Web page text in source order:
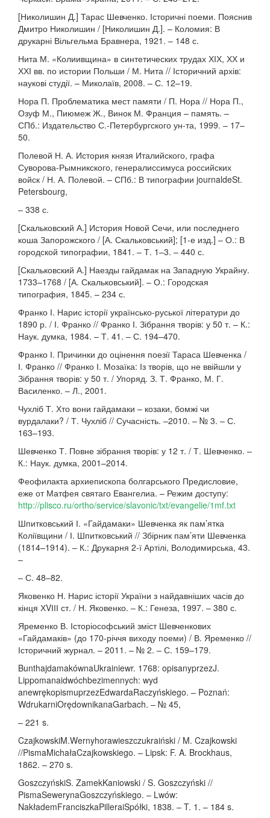
[Николишин Д.] Тарас Шевченко. Історичні поеми. Пояснив
Дмитро Николишин / [Николишин Д.]. – Коломия: В
друкарні Вільгельма Бравнера, 1921. – 148 с.
Нита М. «Колиивщина» в синтетических трудах ХІХ, ХХ и
ХХІ вв. по истории Польши / М. Нита // Історичний архів:
наукові студії. – Миколаїв, 2008. – С. 12–19.
Нора П. Проблематика мест памяти / П. Нора // Нора П.,
Озуф М., Пиюмеж Ж., Винок М. Франция – память. –
СПб.: Издательство С.-Петербургского ун-та, 1999. – 17–
50.
Полевой Н. А. История князя Италийского, графа
Суворова-Рымникского, генералиссимуса российских
войск / Н. А. Полевой. – СПб.: В типографии journaldeSt.
Petersbourg,
– 338 с.
[Скальковский А.] История Новой Сечи, или последнего
коша Запорожского / [А. Скальковський]; [1-е изд.] – О.: В
городской типографии, 1841. – Т. 1–3. – 440 с.
[Скальковский А.] Наезды гайдамак на Западную Украйну.
1733–1768 / [А. Скальковський]. – О.: Городская
типография, 1845. – 234 с.
Франко І. Нарис історії українсько-руської літератури до
1890 р. / І. Франко // Франко І. Зібрання творів: у 50 т. – К.:
Наук. думка, 1984. – Т. 41. – С. 194–470.
Франко І. Причинки до оцінення поезії Тараса Шевченка /
І. Франко // Франко І. Мозаїка: Із творів, що не ввійшли у
Зібрання творів: у 50 т. / Упоряд. З. Т. Франко, М. Г.
Василенко. – Л., 2001.
Чухліб Т. Хто вони гайдамаки – козаки, бомжі чи
вурдалаки? / Т. Чухліб // Сучасність. –2010. – № 3. – С.
163–193.
Шевченко Т. Повне зібрання творів: у 12 т. / Т. Шевченко. –
К.: Наук. думка, 2001–2014.
Феофилакта архиепископа болгарського Предисловие,
еже от Матфея святаго Евангелиа. – Режим доступу:
http://plisco.ru/ortho/service/slavonic/txt/evangelie/1mf.txt
Шпитковський І. «Гайдамаки» Шевченка як пам’ятка
Коліївщини / І. Шпитковський // Збірник пам’яти Шевченка
(1814–1914). – К.: Друкарня 2-ї Артілі, Володимирська, 43.
–
– С. 48–82.
Яковенко Н. Нарис історії України з найдавніших часів до
кінця ХVІІІ ст. / Н. Яковенко. – К.: Генеза, 1997. – 380 с.
Яременко В. Історіософський зміст Шевченкових
«Гайдамаків» (до 170-річчя виходу поеми) / В. Яременко //
Історичний журнал. – 2011. – № 2. – С. 159–179.
BunthajdamakównaUkrainiewr. 1768: opisanyprzezJ.
Lippomanaidwóchbezimennych: wyd
anewrękopismuprzezEdwardaRaczyńskiego. – Poznań:
WdrukarniOrędownikanaGarbach. – № 45,
– 221 s.
CzajkowskiM.Wernyhorawieszczukraiński / M. Czajkowski
//PismaMichałaCzajkowskiego. – Lipsk: F. A. Brockhaus,
1862. – 270 s.
GoszczyńskiS. ZamekKaniowski / S. Goszczyński //
PismaSewerynaGoszczyńskiego. – Lwów:
NakłademFranciszkaPilleraiSpółki, 1838. – T. 1. – 184 s.